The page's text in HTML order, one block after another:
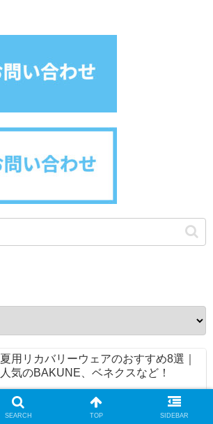
夏用リカバリーウェアのおすすめ8選｜
人気のBAKUNE、ベネクスなど！
SEARCH TOP SIDEBAR